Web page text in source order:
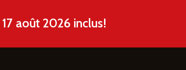
août 2026 inclus!